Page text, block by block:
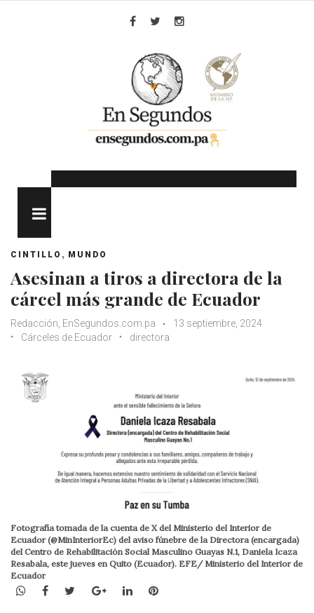
CINTILLO , MUNDO
Asesinan a tiros a directora de la
cárcel más grande de Ecuador
Redacción, EnSegundos.com.pa
13 septiembre, 2024
Cárceles de Ecuador
directora
Fotografía tomada de la cuenta de X del Ministerio del Interior de
Ecuador (@MinInteriorEc) del aviso fúnebre de la Directora (encargada)
del Centro de Rehabilitación Social Masculino Guayas N.1, Daniela Icaza
Resabala, este jueves en Quito (Ecuador). EFE/ Ministerio del Interior de
Ecuador
WhatsApp
Facebook
TwitterGoogle+LinkedInPinterest